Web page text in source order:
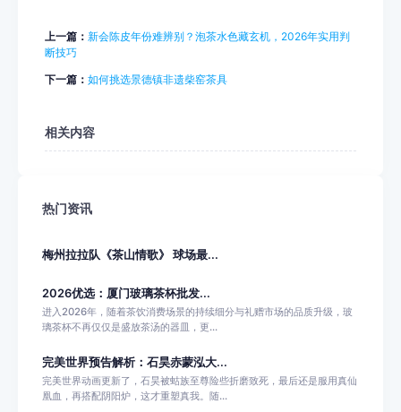
上一篇： 新会陈皮年份难辨别？泡茶水色藏玄机，2026年实用判
断技巧
下一篇： 如何挑选景德镇非遗柴窑茶具
相关内容
热门资讯
梅州拉拉队《茶山情歌》 球场最...
2026优选：厦门玻璃茶杯批发...
进入2026年，随着茶饮消费场景的持续细分与礼赠市场的品质升级，玻
璃茶杯不再仅仅是盛放茶汤的器皿，更...
完美世界预告解析：石昊赤蒙泓大...
完美世界动画更新了，石昊被蛄族至尊险些折磨致死，最后还是服用真仙
凰血，再搭配阴阳炉，这才重塑真我。随...